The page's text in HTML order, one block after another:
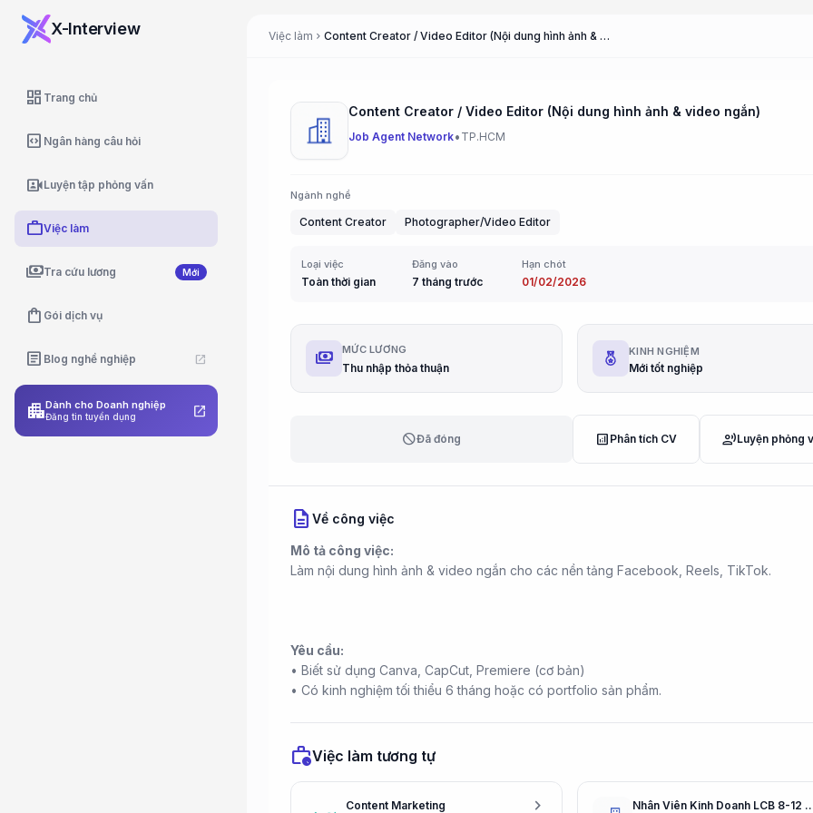
X-Interview
dashboard Trang chủ
code_blocks Ngân hàng câu hỏi
video_camera_frontLuyện tập phỏng vấn
workViệc làm
paymentsTra cứu lương Mới
shopping_bag Gói dịch vụ
article Blog nghề nghiệp open_in_new
apartmentDành cho Doanh nghiệp
Đăng tin tuyển dụng open_in_new
Việc làm chevron_right Content Creator / Video Editor (Nội dung hình ảnh & video ngắn)
Content Creator / Video Editor (Nội dung hình ảnh & video ngắn)
Job Agent Network• TP.HCM
Ngành nghề
Content Creator Photographer/Video Editor
Loại việc
Toàn thời gian
Đăng vào
7 tháng trước
Hạn chót
01/02/2026
payments MỨC LƯƠNG
Thu nhập thỏa thuận
KINH NGHIỆM
Mới tốt nghiệp
blockĐã đóng analytics Phân tích CV record_voice_overLuyện phỏng
description Về công việc
Mô tả công việc:
Làm nội dung hình ảnh & video ngắn cho các nền tảng Facebook, Reels, TikTok.
Yêu cầu:
• Biết sử dụng Canva, CapCut, Premiere (cơ bản)
• Có kinh nghiệm tối thiểu 6 tháng hoặc có portfolio sản phẩm.
work_historyViệc làm tương tự
Content Marketing chevron_right Nhân Viên Kinh Doanh LCB 8-12 Tr